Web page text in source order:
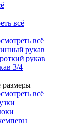
всё
всё
рукав
рукав
3/4
размеры
всё